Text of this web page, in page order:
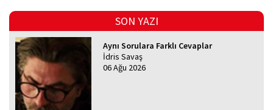
SON YAZI
Aynı Sorulara Farklı Cevaplar
İdris Savaş
06 Ağu 2026